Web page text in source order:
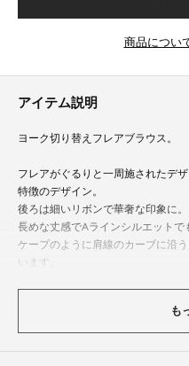
商品につい
アイテム説明
ヨーク切り替えフレアブラウス。
フレアがぐるりと一周施されたデ
特徴のデザイン。
後ろは細いリボンで華奢な印象に。
長めな丈感でAラインシルエットで
ケープのように肩線のカーブに沿
います。
が、素材の特徴としてご理解くだも